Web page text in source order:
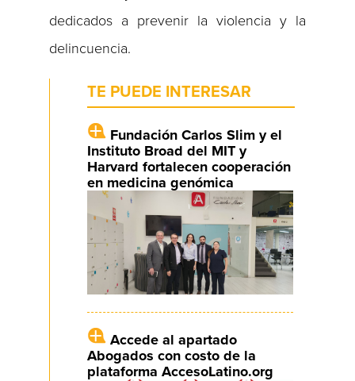
dedicados a prevenir la violencia y la
delincuencia.
TE PUEDE INTERESAR
Fundación Carlos Slim y el
Instituto Broad del MIT y
Harvard fortalecen cooperación
en medicina genómica
Accede al apartado
Abogados con costo de la
plataforma AccesoLatino.org